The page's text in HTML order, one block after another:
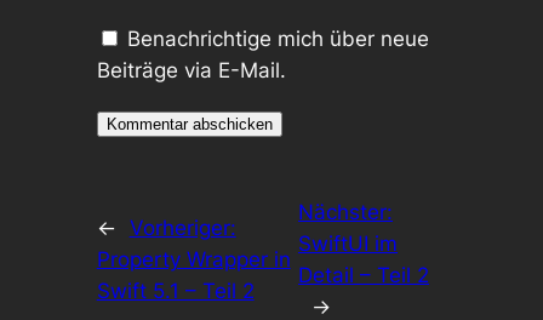
Benachrichtige mich über neue
Beiträge via E-Mail.
←
Vorheriger:
Property Wrapper in
Swift 5.1 – Teil 2
Nächster:
SwiftUI im
Detail – Teil 2
→